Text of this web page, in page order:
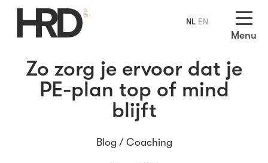
Menu
Zo zorg je ervoor dat je
PE-plan top of mind
blijft
Blog / Coaching
NL EN